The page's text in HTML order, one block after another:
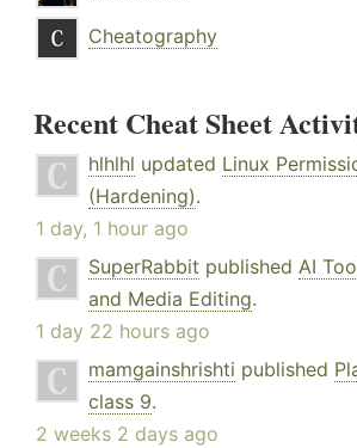
Cheatography
Recent Cheat Sheet
hlhlhl updated Linux
(Hardening).
1 day, 1 hour ago
SuperRabbit published AI
and Media Editing.
1 day 22 hours ago
mamgainshrishti published
class 9.
2 weeks 2 days ago